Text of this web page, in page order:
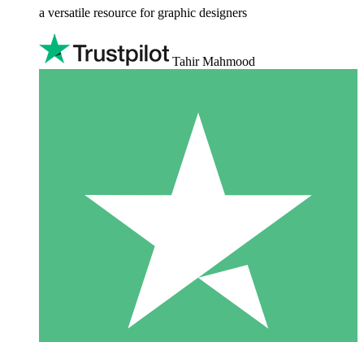
a versatile resource for graphic designers
Tahir Mahmood